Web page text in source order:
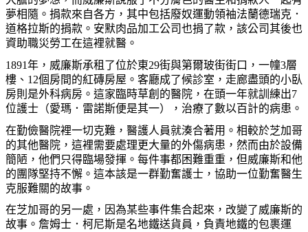
夢相隨。捐款來自各方，其中包括廢奴運動領袖法蘭德瑞克．
道格拉斯的捐款。安默肉品加工公司也捐了款，該公司其後也
資助職災勞工在這裡就醫。
1891年，威廉斯承租了位於東29街與第爾玻街街口，一幢3層
樓、12個房間的紅磚房屋。客廳成了候診室，走廊盡頭的小臥
房則是外科病房。這家臨時草創的醫院，在頭一年就訓練出7
位護士（愛瑪．雷諾斯便是其一），治療了數以百計的病患。
在勤儉醫院裡一切克難，醫護人員就湊合著用。相較於芝加哥
的其他醫院，這裡需要處理更大量的外傷病患，然而由於設備
簡陋，他們只得臨場發揮。每件事都困難重重，但威廉斯和他
的團隊堅持不懈。這本該是一群勤奮護士，協助一位勤奮醫生
克服難關的故事。
在芝加哥的另一處，因為某些事件集合起來，改變了威廉斯的
故事。詹姆士．柯尼斯是名地鐵送貨員，負責地鐵的包裹運